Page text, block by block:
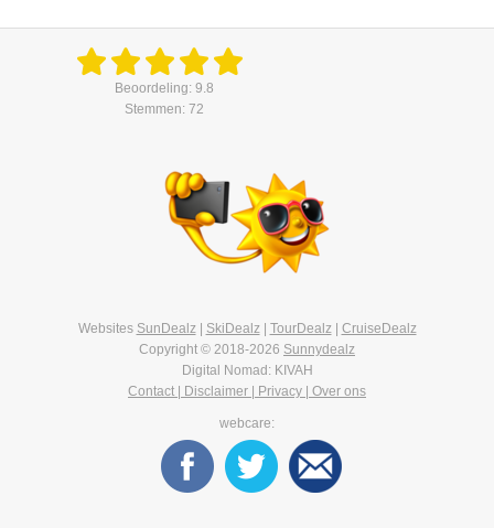
Beoordeling: 9.8
Stemmen: 72
Websites SunDealz| SkiDealz| TourDealz| CruiseDealz
Copyright © 2018-2026 Sunnydealz
Digital Nomad: KIVAH
Contact | Disclaimer | Privacy | Over ons
webcare: